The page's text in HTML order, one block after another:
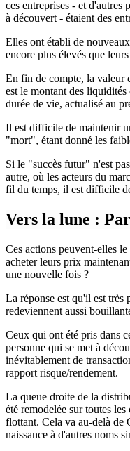
ces entreprises - et d'autres
à découvert - étaient des
Elles ont établi de
encore plus élevés que
En fin de compte, la valeur
est le montant des
durée de vie, actualisé au
Il est difficile de maintenir
"mort", étant donné les
Si le "succès futur" n'est
autre, où les acteurs du
fil du temps, il est difficile
Vers la lune :
Ces actions peuvent-elles
acheter leurs prix
une nouvelle fois ?
La réponse est qu'il est très
redeviennent aussi
Ceux qui ont été pris dans
personne qui se met à
inévitablement de
rapport risque/rendement.
La queue droite de la
été remodelée sur toutes
flottant. Cela va au-delà de
naissance à d'autres noms